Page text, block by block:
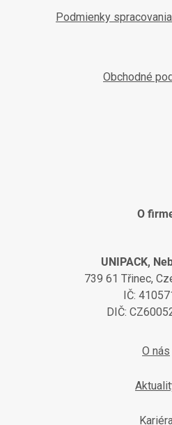
Podmienky
Obchodné
O
UNIPACK,
739 61 Třinec,
IČ:
DIČ:
O nás